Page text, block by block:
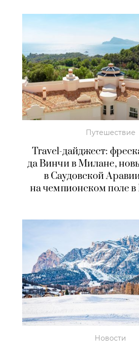
Путешествие
Travel-дайджест:
да Винчи в Милане,
в Саудовской
на чемпионском поле
Новости